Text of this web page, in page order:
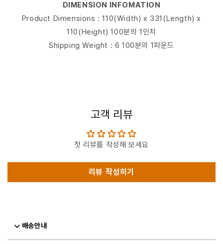
DIMENSION INFOMATION
Product Dimensions : 110(Width) x 331(Length) x
110(Height) 100분의 1인치
Shipping Weight : 6 100분의 1파운드
고객 리뷰
첫 리뷰를 작성해 보세요
리뷰 작성하기
배송안내